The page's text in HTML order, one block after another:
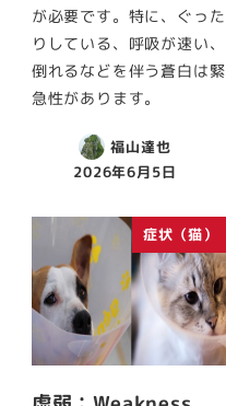
が必要です。特に、ぐった
りしている、呼吸が速い、
倒れるなどを伴う蒼白は緊
急性があります。
福山達也
2026年6月5日
症状（猫）